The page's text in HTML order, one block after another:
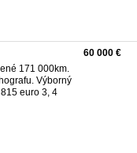
171 000km.
Výborný
euro 3, 4
60 000 €